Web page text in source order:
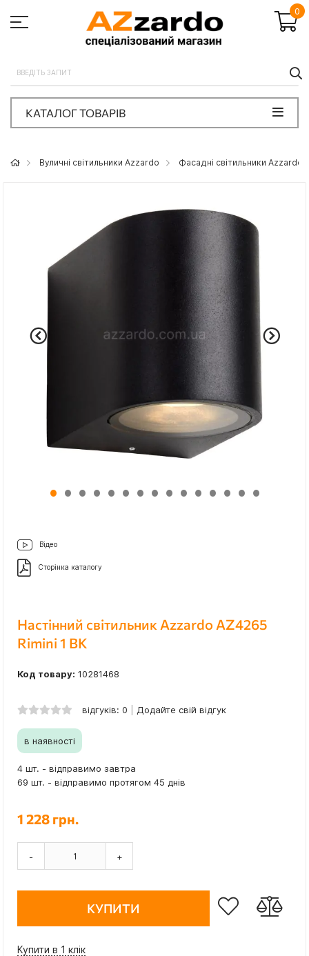
0
КАТАЛОГ ТОВАРІВ
Вуличні світильники Azzardo Фасадні світильники Azzardo
Відео
Сторінка каталогу
Настінний світильник Azzardo AZ4265
Rimini 1 BK
Код товару: 10281468
відгуків: 0 Додайте свій відгук
в наявності
4 шт. - відправимо завтра
69 шт. - відправимо протягом 45 днів
1 228 грн.
- +
КУПИТИ
Купити в 1 клік